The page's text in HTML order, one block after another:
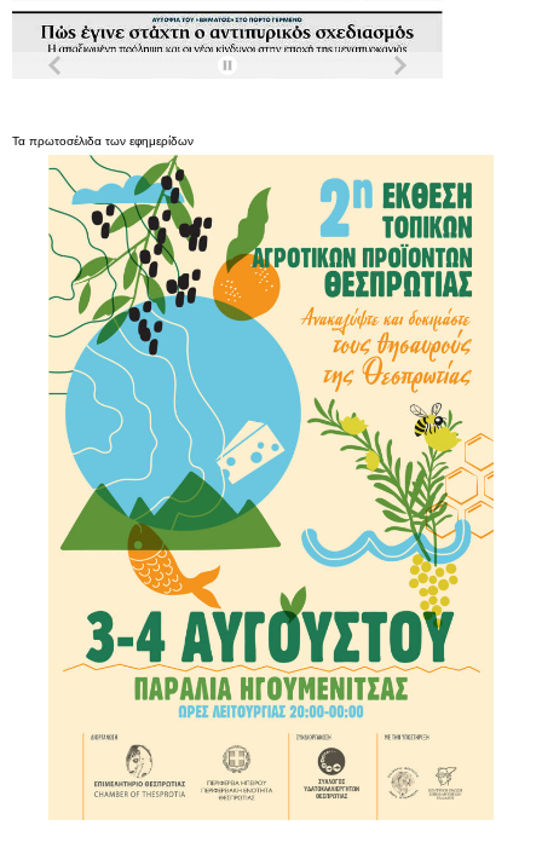
Τα πρωτοσέλιδα των εφημερίδων